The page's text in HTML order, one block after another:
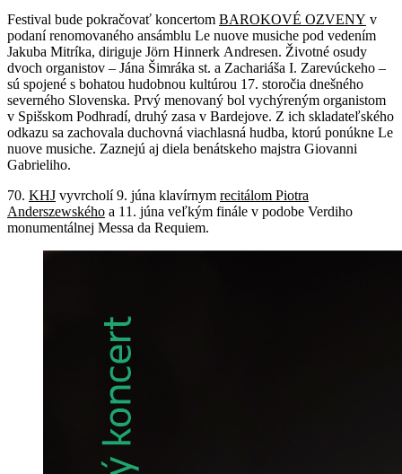
Festival bude pokračovať koncertom BAROKOVÉ OZVENY v
podaní renomovaného ansámblu Le nuove musiche pod vedením
Jakuba Mitríka, diriguje Jörn Hinnerk Andresen. Životné osudy
dvoch organistov – Jána Šimráka st. a Zachariáša I. Zarevúckeho –
sú spojené s bohatou hudobnou kultúrou 17. storočia dnešného
severného Slovenska. Prvý menovaný bol vychýreným organistom
v Spišskom Podhradí, druhý zasa v Bardejove. Z ich skladateľského
odkazu sa zachovala duchovná viachlasná hudba, ktorú ponúkne Le
nuove musiche. Zaznejú aj diela benátskeho majstra Giovanni
Gabrieliho.
70. KHJ vyvrcholí 9. júna klavírnym recitálom Piotra
Anderszewského a 11. júna veľkým finále v podobe Verdiho
monumentálnej Messa da Requiem.